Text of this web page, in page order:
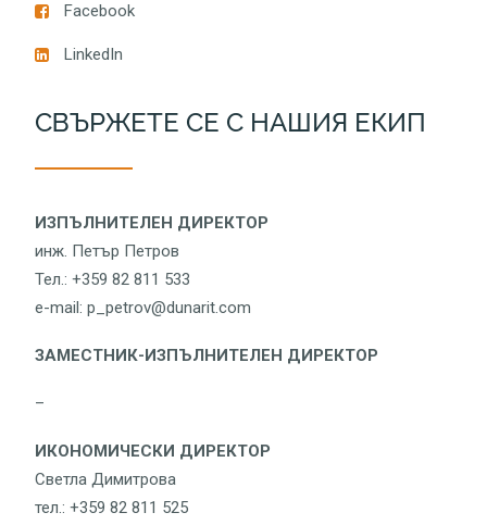
Facebook
LinkedIn
СВЪРЖЕТЕ СЕ С НАШИЯ ЕКИП
ИЗПЪЛНИТЕЛЕН ДИРЕКТОР
инж. Петър Петров
Тел.: +359 82 811 533
e-mail: p_petrov@dunarit.com
ЗАМЕСТНИК-ИЗПЪЛНИТЕЛЕН ДИРЕКТОР
–
ИКОНОМИЧЕСКИ ДИРЕКТОР
Светла Димитрова
тел.: +359 82 811 525